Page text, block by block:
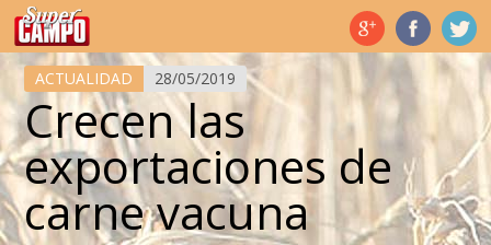
Temas de hoy
ACTUALIDAD 28/05/2019
Crecen las
exportaciones de
carne vacuna